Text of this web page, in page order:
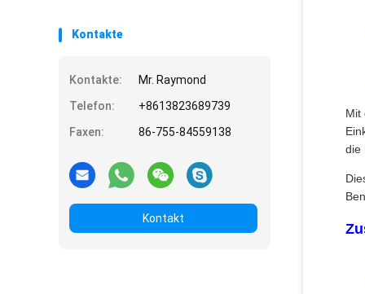
Kontakte
Kontakte:
Mr. Raymond
Telefon:
+8613823689739
Faxen:
86-755-84559138
Kontakt
Mit
die